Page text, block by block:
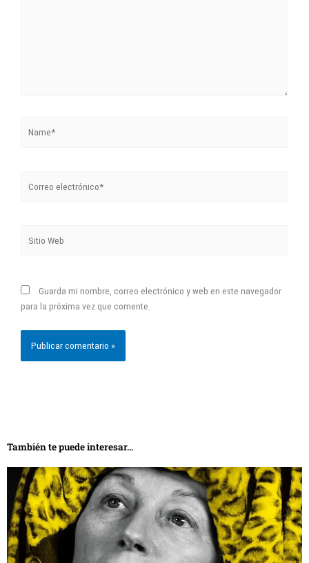
electrónico*
Web
Guarda mi nombre, correo electrónico y web en este navegador
para la próxima vez que comente.
También te puede interesar...